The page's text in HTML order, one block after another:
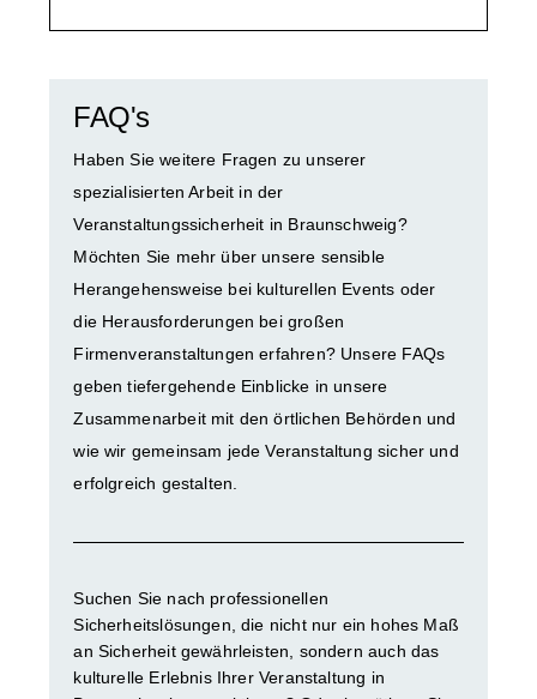
FAQ's
Haben Sie weitere Fragen zu unserer
spezialisierten Arbeit in der
Veranstaltungssicherheit in Braunschweig?
Möchten Sie mehr über unsere sensible
Herangehensweise bei kulturellen Events oder
die Herausforderungen bei großen
Firmenveranstaltungen erfahren? Unsere FAQs
geben tiefergehende Einblicke in unsere
Zusammenarbeit mit den örtlichen Behörden und
wie wir gemeinsam jede Veranstaltung sicher und
erfolgreich gestalten.
Suchen Sie nach professionellen
Sicherheitslösungen, die nicht nur ein hohes Maß
an Sicherheit gewährleisten, sondern auch das
kulturelle Erlebnis Ihrer Veranstaltung in